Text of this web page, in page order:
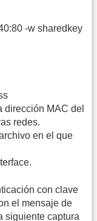
-w sharedkey
dirección MAC del
redes.
en el que
con clave
el mensaje de
siguiente captura